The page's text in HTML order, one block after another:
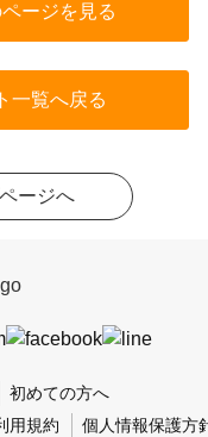
ージを見る
一覧へ戻る
ージへ
初めての方へ
用規約 個人情報保護方